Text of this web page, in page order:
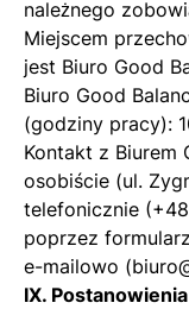
należnego
Miejscem
jest Biuro Good
Biuro Good
(godziny pracy):
Kontakt z Biurem
osobiście (ul.
telefonicznie (
poprzez
e-mailowo (
IX.